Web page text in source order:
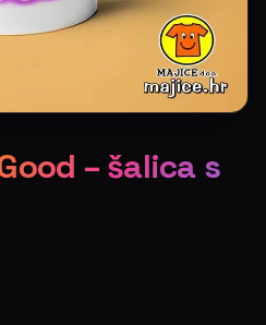
– šalica s